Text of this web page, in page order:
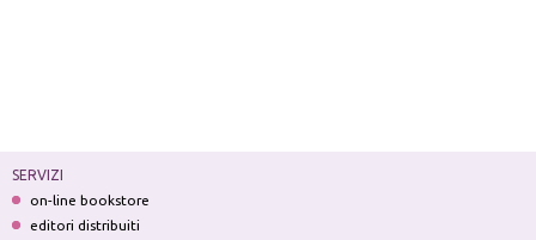
SERVIZI
on-line bookstore
editori distribuiti